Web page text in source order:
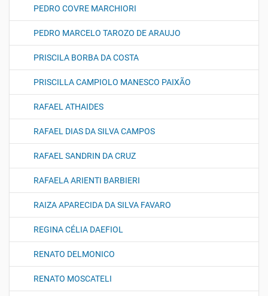
PEDRO COVRE MARCHIORI
PEDRO MARCELO TAROZO DE ARAUJO
PRISCILA BORBA DA COSTA
PRISCILLA CAMPIOLO MANESCO PAIXÃO
RAFAEL ATHAIDES
RAFAEL DIAS DA SILVA CAMPOS
RAFAEL SANDRIN DA CRUZ
RAFAELA ARIENTI BARBIERI
RAIZA APARECIDA DA SILVA FAVARO
REGINA CÉLIA DAEFIOL
RENATO DELMONICO
RENATO MOSCATELI